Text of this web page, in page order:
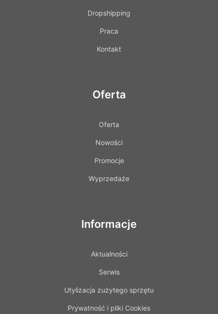
Dropshipping
Praca
Kontakt
Oferta
Oferta
Nowości
Promocje
Wyprzedaże
Informacje
Aktualności
Serwis
Utylizacja zużytego sprzętu
Prywatność i pliki Cookies